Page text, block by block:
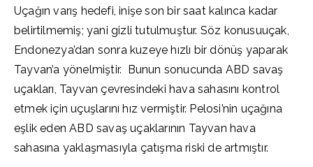
Uçağın varış hedefi, inişe son bir saat kalınca kadar
belirtilmemiş; yani gizli tutulmuştur. Söz konusuuçak,
Endonezya’dan sonra kuzeye hızlı bir dönüş yaparak
Tayvan’a yönelmiştir. Bunun sonucunda ABD savaş
uçakları, Tayvan çevresindeki hava sahasını kontrol
etmek için uçuşlarını hız vermiştir. Pelosi’nin uçağına
eşlik eden ABD savaş uçaklarının Tayvan hava
sahasına yaklaşmasıyla çatışma riski de artmıştır.